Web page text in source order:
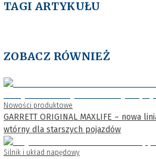
TAGI ARTYKUŁU
ZOBACZ RÓWNIEŻ
Nowości produktowe
GARRETT ORIGINAL MAXLIFE – nowa
wtórny dla starszych pojazdów
Silnik i układ napędowy